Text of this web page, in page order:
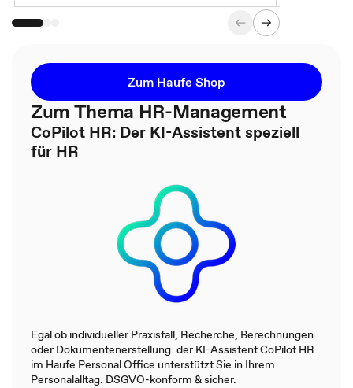
Zum Haufe Shop
Zum Thema HR-Management
CoPilot HR: Der KI-Assistent speziell
für HR
Egal ob individueller Praxisfall, Recherche, Berechnungen
oder Dokumentenerstellung: der KI-Assistent CoPilot HR
im Haufe Personal Office unterstützt Sie in Ihrem
Personalalltag. DSGVO-konform & sicher.